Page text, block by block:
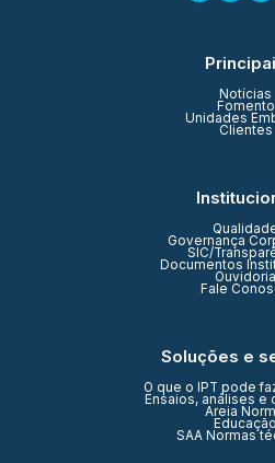
Notícias
Fomento
Unidades
Clientes
Governança
SIC/
Documentos
Ouvidoria
Fale
Soluções e
O que o IPT pode
Ensaios, análises e
Areia
Educação
SAA Normas